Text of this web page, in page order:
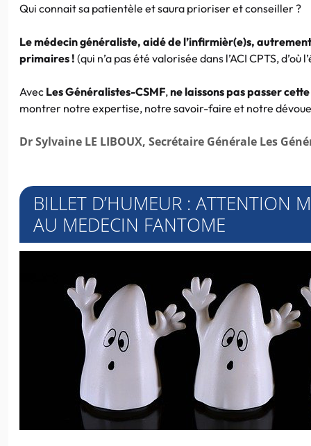
Qui connait sa patientèle et saura prioriser et conseiller ?
Le médecin généraliste, aidé de l’infirmièr(e)s,
primaires ! (qui n’a pas été valorisée dans l’ACI CPTS,
Avec Les Généralistes-CSMF,ne laissons pas passer
montrer notre expertise, notre savoir-faire et notre
Dr Sylvaine LE LIBOUX, Secrétaire Générale Les
BILLET D’HUMEUR : ATTENTION
AU MEDECIN FANTOME